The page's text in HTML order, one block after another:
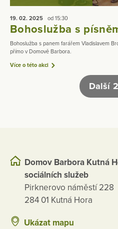
19. 02. 2025 od 15:30
Bohoslužba s
Bohoslužba s panem farářem Vladislavem
přímo v Domově Barbora.
Více o této akci
Další
Domov Barbora Kutná
sociálních služeb
Pirknerovo náměstí 228
284 01 Kutná Hora
Ukázat mapu